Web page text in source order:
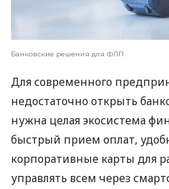
Банковские решения для ФЛП
Для современного
недостаточно открыть
нужна целая экосистема
быстрый прием оплат,
корпоративные карты для
управлять всем через